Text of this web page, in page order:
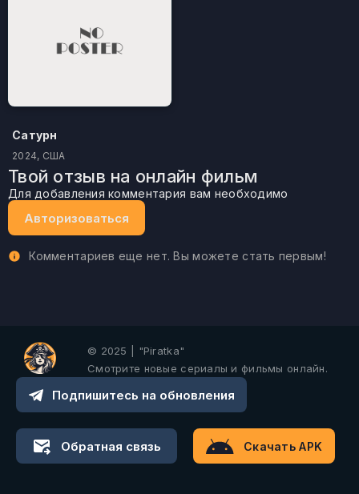
Сатурн
2024, США
Твой отзыв на онлайн фильм
Для добавления комментария вам необходимо
Авторизоваться
Комментариев еще нет. Вы можете стать первым!
© 2025 | "Piratka"
Смотрите новые сериалы и фильмы онлайн.
Подпишитесь на обновления
Обратная связь Скачать APK